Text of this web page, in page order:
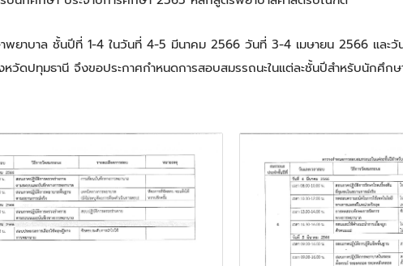
ยาบาล ชั้นปีที่ 1-4 ในวันที่ 4-5 มีนาคม 2566 วันที่ 3-4 เมษายน 2566 แล
ดปทุมธานี จึงขอประกาศกำหนดการสอบสมรรถนะในแต่ละชั้นปีสำหรับนักศึก